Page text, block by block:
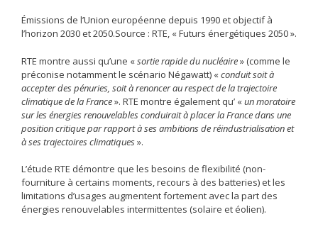
Émissions de l’Union européenne depuis 1990 et objectif à
l’horizon 2030 et 2050.Source : RTE, « Futurs énergétiques 2050 ».
RTE montre aussi qu’une «sortie rapide du nucléaire» (comme le
préconise notamment le scénario Négawatt) «conduit soit à
accepter des pénuries, soit à renoncer au respect de la trajectoire
climatique de la France». RTE montre également qu’ «un moratoire
sur les énergies renouvelables conduirait à placer la France dans une
position critique par rapport à ses ambitions de réindustrialisation et
à ses trajectoires climatiques».
L’étude RTE démontre que les besoins de flexibilité (non-
fourniture à certains moments, recours à des batteries) et les
limitations d’usages augmentent fortement avec la part des
énergies renouvelables intermittentes (solaire et éolien).